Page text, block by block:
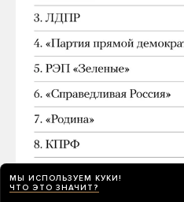
МЫ ИСПОЛЬЗУЕМ КУКИ!
ЧТО ЭТО ЗНАЧИТ?